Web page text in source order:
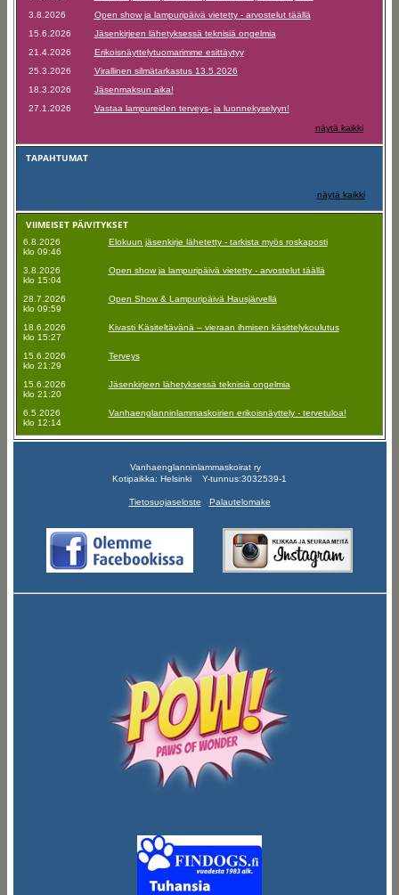
3.8.2026
Open show ja lampuripäivä vietetty - arvostelut täällä
15.6.2026
Jäsenkirjeen lähetyksessä teknisiä ongelmia
21.4.2026
Erikoisnäyttelytuomarimme esittäytyy
25.3.2026
Virallinen silmätarkastus 13.5.2026
18.3.2026
Jäsenmaksun aika!
27.1.2026
Vastaa lampureiden terveys- ja luonnekyselyyn!
näytä kaikki
TAPAHTUMAT
näytä kaikki
VIIMEISET PÄIVITYKSET
6.8.2026
klo 09:46
Elokuun jäsenkirje lähetetty - tarkista myös roskaposti
3.8.2026
klo 15:04
Open show ja lampuripäivä vietetty - arvostelut täällä
28.7.2026
klo 09:59
Open Show & Lampuripäivä Hausjärvellä
18.6.2026
klo 15:27
Kivasti Käsiteltävänä – vieraan ihmisen käsittelykoulutus
15.6.2026
klo 21:29
Terveys
15.6.2026
klo 21:20
Jäsenkirjeen lähetyksessä teknisiä ongelmia
6.5.2026
klo 12:14
Vanhaenglanninlammaskoirien erikoisnäyttely - tervetuloa!
Vanhaenglanninlammaskoirat ry
Kotipaikka: Helsinki Y-tunnus:3032539-1
Tietosuojaseloste Palautelomake